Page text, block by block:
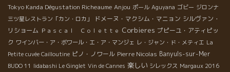
Tokyo Kanda Dégustation Richeaume Anjou ポール Aguyana ゴビー ジロンナ
三ツ星レストラン「カン・ロカ」
ドメーヌ・マクシム・マニョン シルヴァン・
リショーム Ｐａｓｃａｌ Ｃｏｌｅｔｔｅ Corbieres プピーユ・アティピッ
ク ワインバー・ア・ボワール・エ・ア・マンジェ レ・ジャン・ド・メティエ La
Petite cuvée Cailloutine ピノ・ノワール Pierre Nicolas Banyuls-sur-Mer
BUDO 11 Iidabashi Le Ginglet Vin de Cannes 楽しい シレックス Margaux 2016